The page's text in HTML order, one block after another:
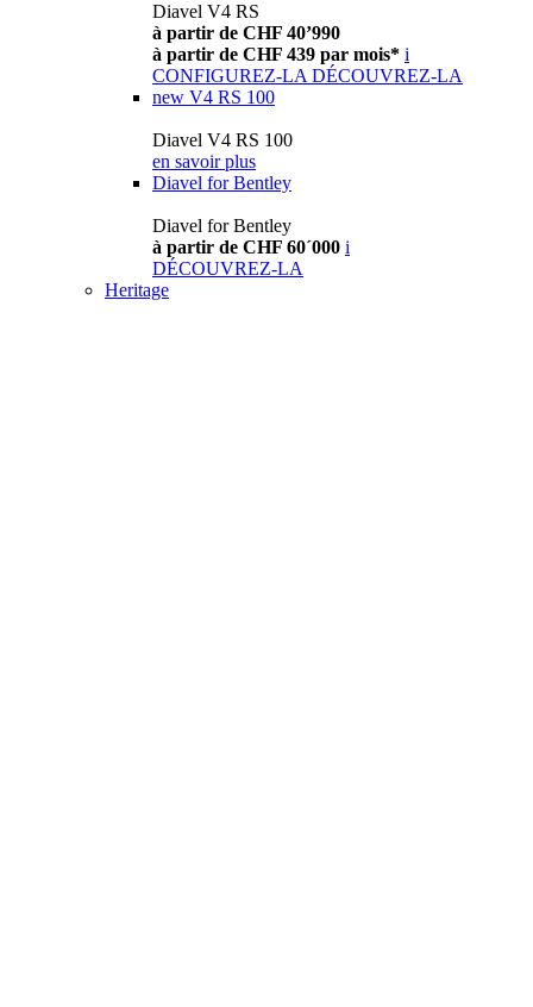
Diavel V4 RS
à partir de CHF 40’990
à partir de CHF 439 par mois* i
CONFIGUREZ-LA DÉCOUVREZ-LA
new V4 RS 100
Diavel V4 RS 100
en savoir plus
Diavel for Bentley
Diavel for Bentley
à partir de CHF 60´000 i
DÉCOUVREZ-LA
Heritage